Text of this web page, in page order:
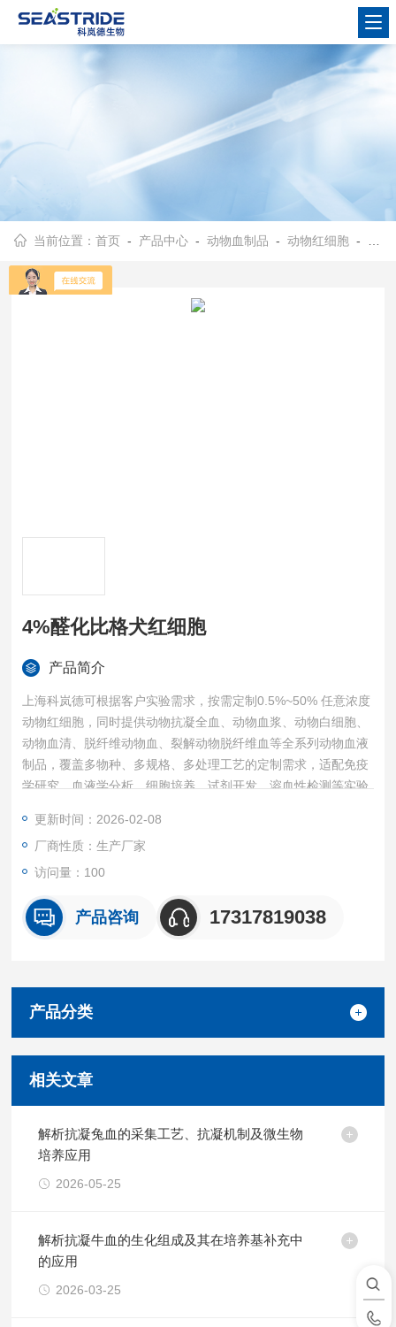
当前位置：首页 - 产品中心 -动物血制品 -动物红细胞 - 4%醛化比格犬红细胞
4%醛化比格犬红细胞
产品简介
上海科岚德可根据客户实验需求，按需定制0.5%~50% 任意浓度
动物红细胞，同时提供动物抗凝全血、动物血浆、动物白细胞、
动物血清、脱纤维动物血、裂解动物脱纤维血等全系列动物血液
制品，覆盖多物种、多规格、多处理工艺的定制需求，适配免疫
学研究、血液学分析、细胞培养、试剂开发、溶血性检测等实验
我们坚持源头质控 + 按需定制 + 高效交付的核心优势，所有产品
均经无菌采集、标准化处理与严格质量检测。
更新时间：2026-02-08
厂商性质：生产厂家
访问量：100
产品咨询 17317819038
产品分类
相关文章
解析抗凝兔血的采集工艺、抗凝机制及微生物
培养应用
2026-05-25
解析抗凝牛血的生化组成及其在培养基补充中
的应用
2026-03-25